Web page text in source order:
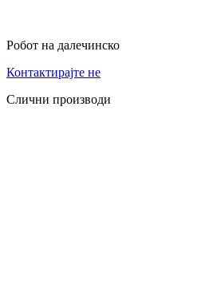
Робот на далечинско
Контактирајте не
Слични производи